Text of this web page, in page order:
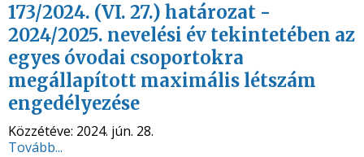
173/2024. (VI. 27.) határozat -
2024/2025. nevelési év tekintetében az
egyes óvodai csoportokra
megállapított maximális létszám
engedélyezése
Közzétéve: 2024. jún. 28.
Tovább...